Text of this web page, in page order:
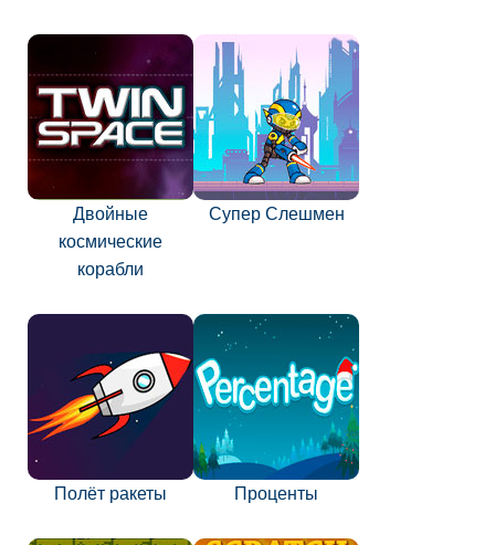
Двойные
космические
корабли
Супер Слешмен
Полёт ракеты Проценты